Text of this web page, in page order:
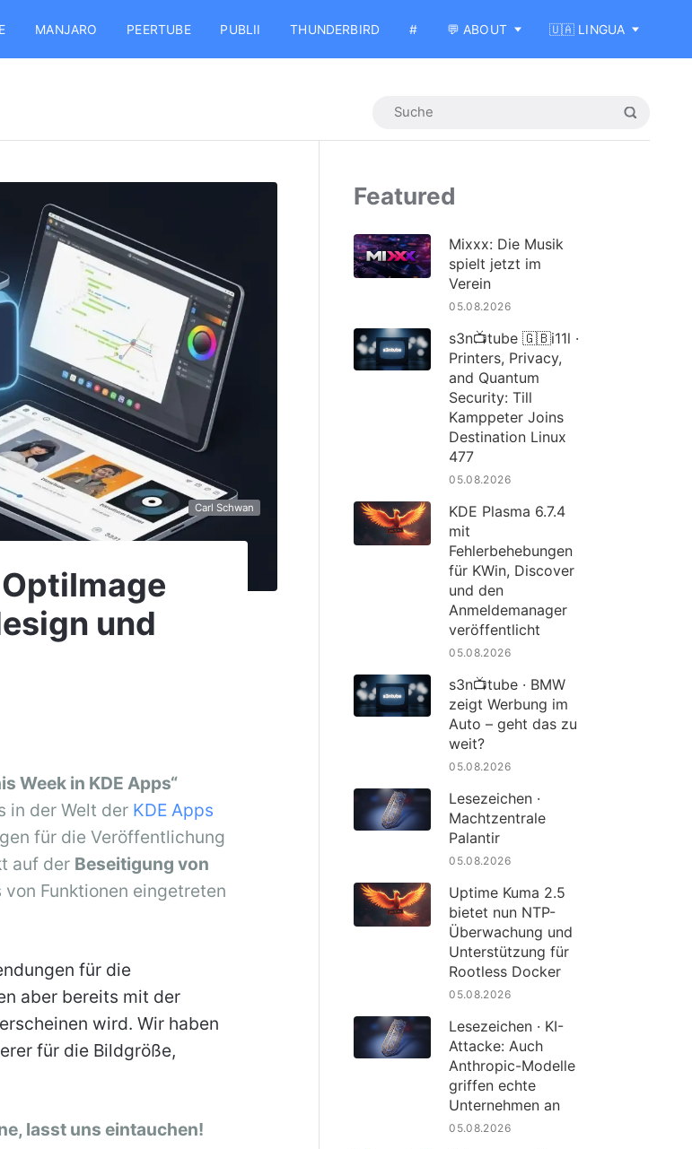
MANJARO PEERTUBE PUBLII THUNDERBIRD # 💬 ABOUT 🇺🇦 LINGUA
Carl Schwan
und
Week in KDE Apps“
in der Welt der KDE Apps
für die Veröffentlichung
auf der Beseitigung von
Funktionen eingetreten
für die
aber bereits mit der
wird. Wir haben
für die Bildgröße,
lasst uns eintauchen!
Featured
Mixxx: Die Musik
spielt jetzt im
Verein
05.08.2026
s3n📺tube 🇬🇧i11l ·
Printers, Privacy,
and Quantum
Security: Till
Kamppeter Joins
Destination Linux
477
05.08.2026
KDE Plasma 6.7.4
mit
Fehlerbehebungen
für KWin, Discover
und den
Anmeldemanager
veröffentlicht
05.08.2026
s3n📺tube · BMW
zeigt Werbung im
Auto – geht das zu
weit?
05.08.2026
Lesezeichen ·
Machtzentrale
Palantir
05.08.2026
Uptime Kuma 2.5
bietet nun NTP-
Überwachung und
Unterstützung für
Rootless Docker
05.08.2026
Lesezeichen · KI-
Attacke: Auch
Anthropic-Modelle
griffen echte
Unternehmen an
05.08.2026